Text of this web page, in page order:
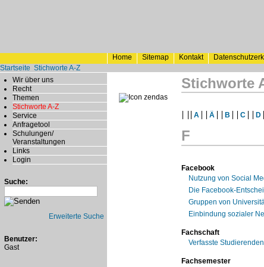
Home Sitemap Kontakt
Startseite Stichworte A-Z
Wir über uns
Recht
Themen
Stichworte A-Z
Service
Anfragetool
Schulungen/
Veranstaltungen
Links
Login
Suche:
Erweiterte Suche
Benutzer:
Gast
Stichworte
A Ä B C D
F
Facebook
Nutzung von Social
Die Facebook-
Gruppen von
Einbindung sozialer
Fachschaft
Verfasste
Fachsemester